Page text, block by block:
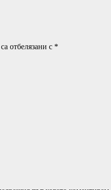
отбелязани с *